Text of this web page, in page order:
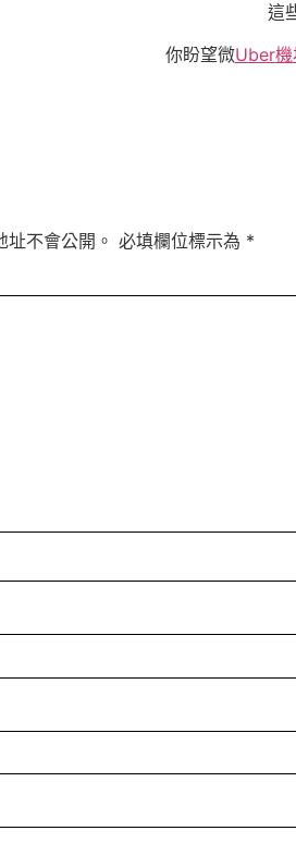
這
你盼望微Uber機
不會公開。 必填欄位標示為 *